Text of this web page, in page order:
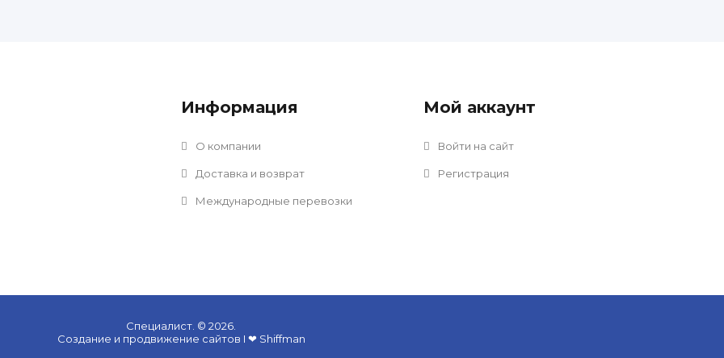
Информация
О компании
Доставка и возврат
Международные перевозки
Мой аккаунт
Войти на сайт
Регистрация
Специалист. © 2026
Создание и продвижение сайтов I ❤ Shiffman